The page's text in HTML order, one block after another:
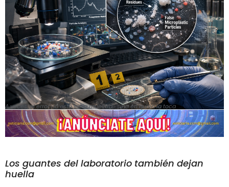
A veces, el error no está en la muestra… sino en quien la toca
Los guantes del laboratorio también dejan
huella